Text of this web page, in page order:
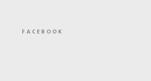
FACEBOOK